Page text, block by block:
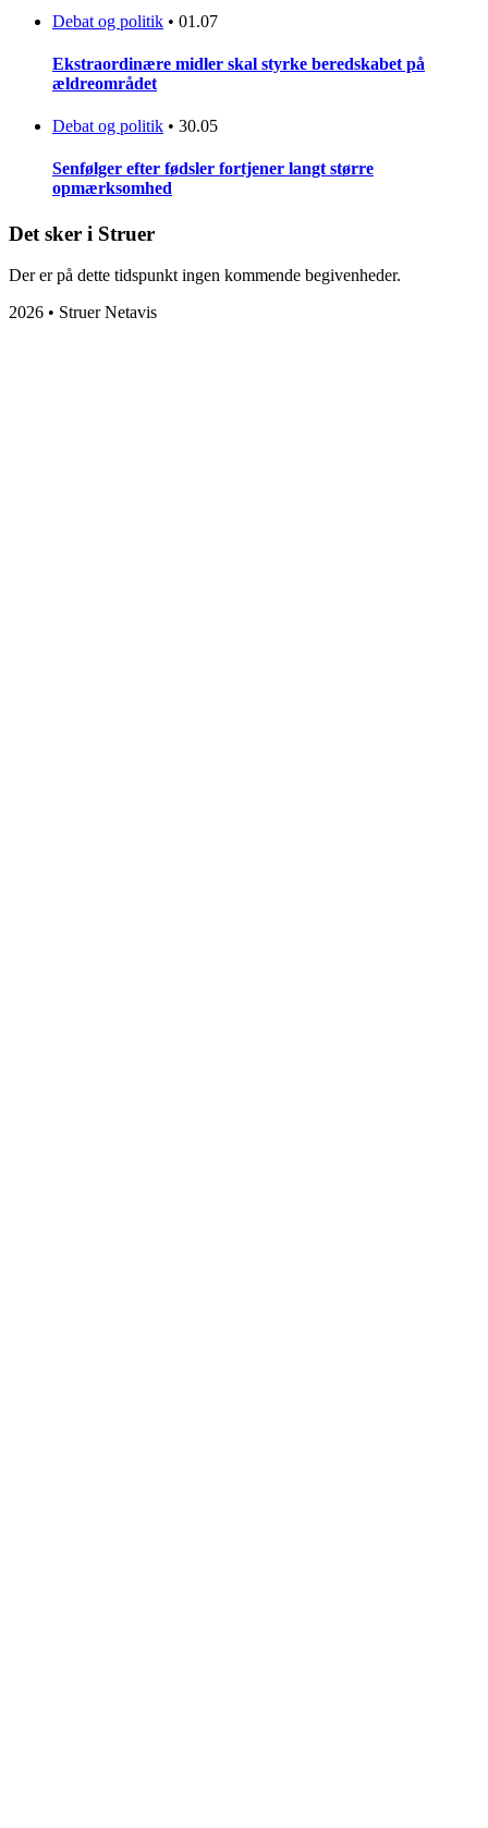
Debat og politik • 01.07
Ekstraordinære midler skal styrke beredskabet på
ældreområdet
Debat og politik • 30.05
Senfølger efter fødsler fortjener langt større
opmærksomhed
Det sker i Struer
Der er på dette tidspunkt ingen kommende begivenheder.
2026 • Struer Netavis